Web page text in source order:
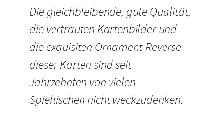
Die gleichbleibende, gute Qualität,
die vertrauten Kartenbilder und
die exquisiten Ornament-Reverse
dieser Karten sind seit
Jahrzehnten von vielen
Spieltischen nicht weckzudenken.